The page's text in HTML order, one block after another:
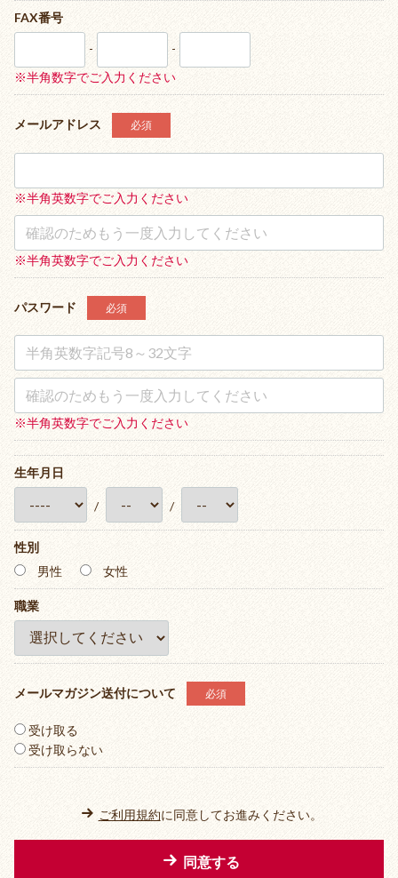
FAX番号
-
-
※半角数字でご入力ください
メールアドレス 必須
※半角英数字でご入力ください
※半角英数字でご入力ください
パスワード 必須
※半角英数字でご入力ください
生年月日
/ /
性別
男性
女性
職業
メールマガジン送付について 必須
受け取る
受け取らない
ご利用規約に同意してお進みください。
同意する
マルチカラー
チェック
モチーフ
モフラージュ